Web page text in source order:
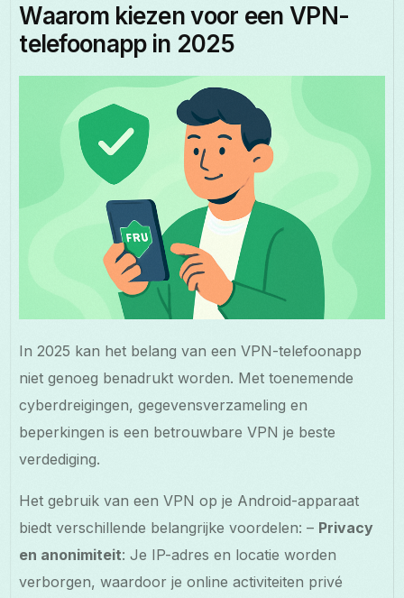
Waarom kiezen voor een VPN-
telefoonapp in 2025
In 2025 kan het belang van een VPN-telefoonapp
niet genoeg benadrukt worden. Met toenemende
cyberdreigingen, gegevensverzameling en
beperkingen is een betrouwbare VPN je beste
verdediging.
Het gebruik van een VPN op je Android-apparaat
biedt verschillende belangrijke voordelen: – Privacy
en anonimiteit: Je IP-adres en locatie worden
verborgen, waardoor je online activiteiten privé